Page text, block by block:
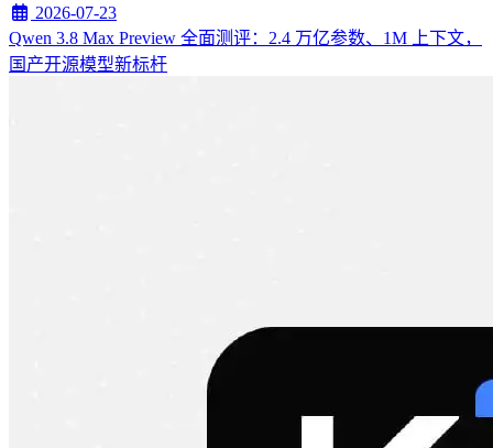
2026-07-23
Qwen 3.8 Max Preview 全面测评：2.4 万亿参数、1M 上下文，
国产开源模型新标杆